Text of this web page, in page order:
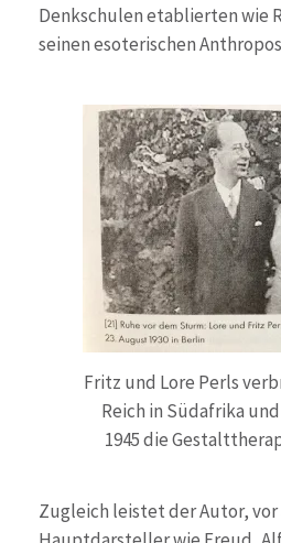
Denkschulen etablierten wie
seinen esoterischen
Fritz und Lore Perls
Reich in Südafrika
1945 die
Zugleich leistet der Autor,